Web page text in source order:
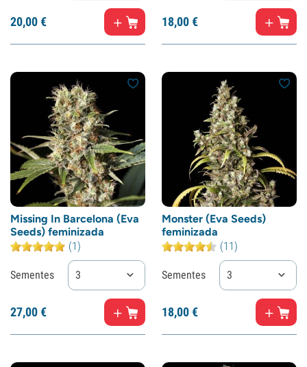
20,00€ 18,00€
Missing In Barcelona (Eva
Seeds) feminizada
(1)
Sementes 3
27,00€
Monster (Eva Seeds)
feminizada
(11)
Sementes 3
18,00€